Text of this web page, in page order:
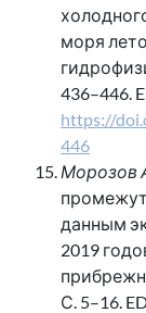
моря
436–446.
https://
446
Морозов
данным
2019
С. 5–16.